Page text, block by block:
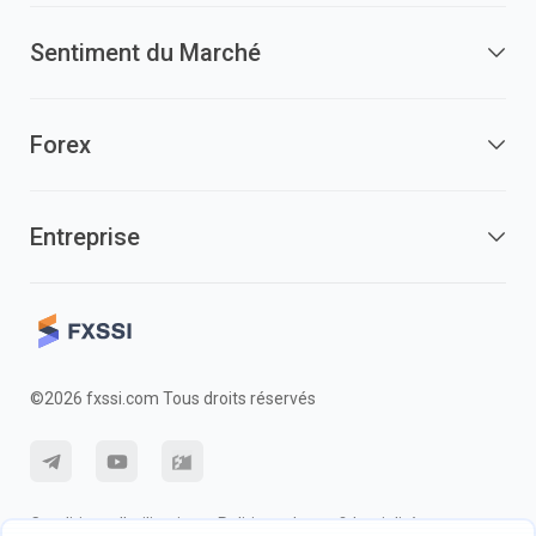
Sentiment du Marché
Forex
Entreprise
©2026 fxssi.com Tous droits réservés
Conditions d'utilisation Politique de confidentialité